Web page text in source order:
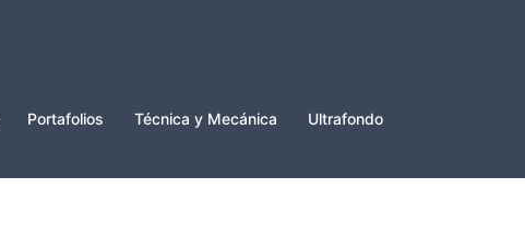
Portafolios Técnica y Mecánica
Ultrafondo